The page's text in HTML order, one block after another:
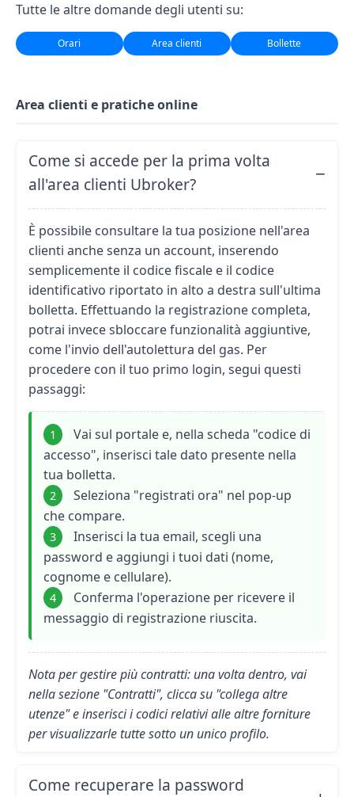
Tutte le altre domande degli utenti su:
Orari Area clienti Bollette
Area clienti e pratiche online
Come si accede per la prima volta
all'area clienti Ubroker?
È possibile consultare la tua posizione nell'area
clienti anche senza un account, inserendo
semplicemente il codice fiscale e il codice
identificativo riportato in alto a destra sull'ultima
bolletta. Effettuando la registrazione completa,
potrai invece sbloccare funzionalità aggiuntive,
come l'invio dell'autolettura del gas. Per
procedere con il tuo primo login, segui questi
passaggi:
1
Vai sul portale e, nella scheda "codice di
accesso", inserisci tale dato presente nella
tua bolletta.
2
Seleziona "registrati ora" nel pop-up
che compare.
3
Inserisci la tua email, scegli una
password e aggiungi i tuoi dati (nome,
cognome e cellulare).
4
Conferma l'operazione per ricevere il
messaggio di registrazione riuscita.
Nota per gestire più contratti: una volta dentro, vai
nella sezione "Contratti", clicca su "collega altre
utenze" e inserisci i codici relativi alle altre forniture
per visualizzarle tutte sotto un unico profilo.
Come recuperare la password